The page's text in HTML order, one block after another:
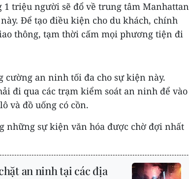
1 triệu người sẽ đổ về trung tâm Manhattan
Để tạo điều kiện cho du khách, chính
thông, tạm thời cấm mọi phương tiện đi
cường an ninh tối đa cho sự kiện này.
đi qua các trạm kiểm soát an ninh để vào
và đồ uống có cồn.
những sự kiện văn hóa được chờ đợi nhất
an ninh tại các địa